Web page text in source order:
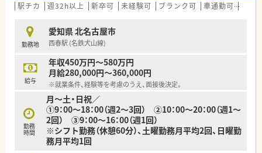
駅チカ 週32h以上 新卒可 未経験可 ブランク可 車通勤可
勤務地
愛知県 北名古屋市
西春駅 (名鉄犬山線)
給与
年収450万円～580万円
月給280,000円～360,000円
※就業条件、経験等を考慮のうえ、面接後決定。
勤務
時間
月～土・日祝／
①9：00～18：00（週2～3回） ②10：00～20：00（週1～
2回） ③9：00～16：00（週1回）
※シフト勤務（休憩60分）、土曜勤務月平均2回、日曜勤
務月平均1回